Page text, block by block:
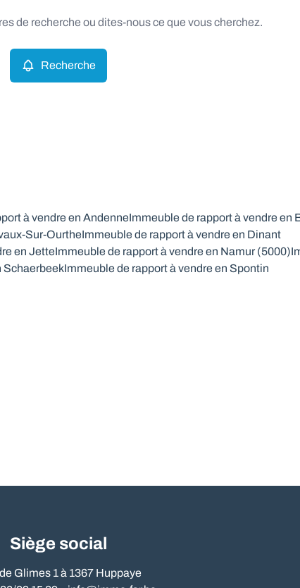
de recherche ou dites-nous ce que vous cherchez.
Recherche
à vendre en AndenneImmeuble de rapport à vendre en
Sur-OurtheImmeuble de rapport à vendre en Dinant
en JetteImmeuble de rapport à vendre en Namur (5000)
SchaerbeekImmeuble de rapport à vendre en Spontin
Siège social
Glimes 1 à 1367 Huppaye